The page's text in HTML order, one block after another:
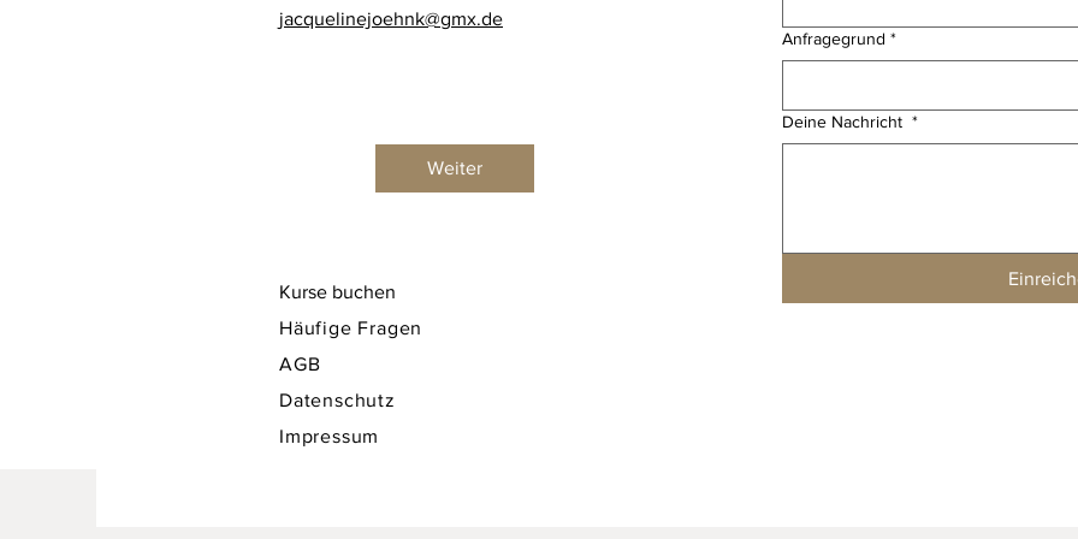
Weiter
Kontaktangaben
Voigtslach 10a, Leverkusen, Germany
jacquelinejoehnk@gmx.de
Kurse buchen
Häufige Fragen
AGB
Datenschutz
Impressum
Anfragegrund *
Deine Nachricht *